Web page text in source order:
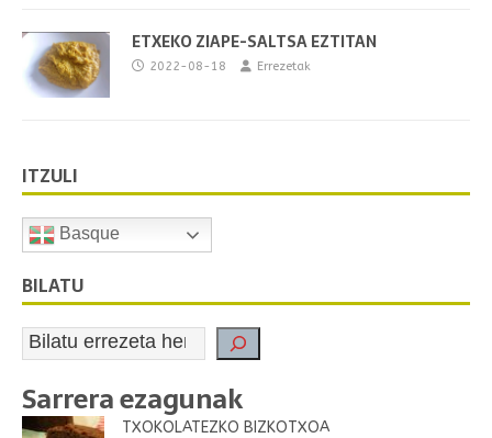
ETXEKO ZIAPE-SALTSA EZTITAN
2022-08-18 Errezetak
ITZULI
Basque
BILATU
Sarrera ezagunak
TXOKOLATEZKO BIZKOTXOA